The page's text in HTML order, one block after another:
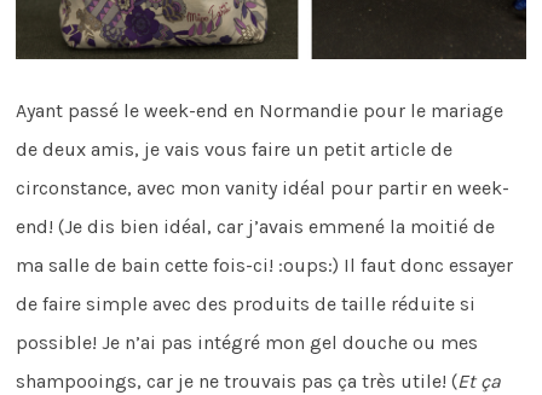
Ayant passé le week-end en Normandie pour le mariage
de deux amis, je vais vous faire un petit article de
circonstance, avec mon vanity idéal pour partir en week-
end! (Je dis bien idéal, car j’avais emmené la moitié de
ma salle de bain cette fois-ci! :oups:) Il faut donc essayer
de faire simple avec des produits de taille réduite si
possible! Je n’ai pas intégré mon gel douche ou mes
shampooings, car je ne trouvais pas ça très utile! (Et ça